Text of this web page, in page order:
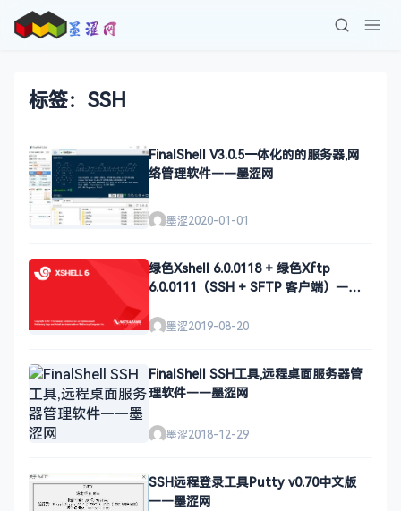
标签：SSH
FinalShell V3.0.5一体化的的服务器,网
络管理软件——墨涩网
墨涩2020-01-01
绿色Xshell 6.0.0118 + 绿色Xftp
6.0.0111（SSH + SFTP 客户端）——
墨涩2019-08-20
FinalShell SSH工具,远程桌面服务器管
理软件——墨涩网
墨涩2018-12-29
SSH远程登录工具Putty v0.70中文版
——墨涩网